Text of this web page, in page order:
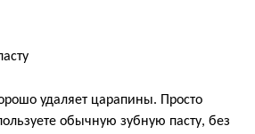
удаляет царапины. Просто
обычную зубную пасту, без